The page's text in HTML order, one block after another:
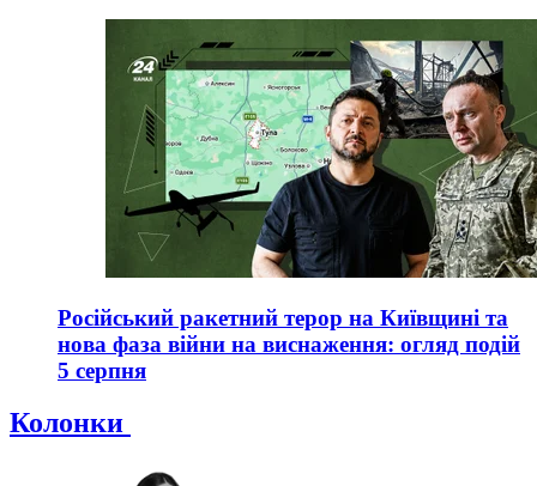
Російський ракетний терор на Київщині та
нова фаза війни на виснаження: огляд подій
5 серпня
Колонки